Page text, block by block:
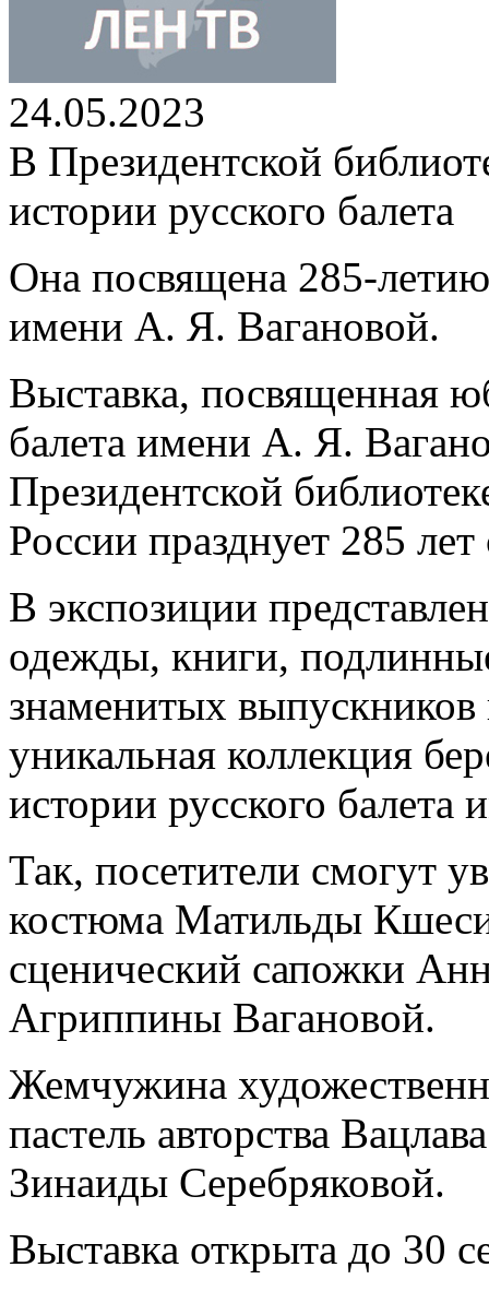
24.05.2023
В Президентской
истории русского балета
Она посвящена 285-
имени А. Я. Вагановой.
Выставка, посвященная
балета имени А. Я.
Президентской
России празднует 285
В экспозиции
одежды, книги,
знаменитых выпускников
уникальная коллекция
истории русского
Так, посетители смогут
костюма Матильды
сценический сапожки
Агриппины Вагановой.
Жемчужина
пастель авторства
Зинаиды Серебряковой.
Выставка открыта до 30